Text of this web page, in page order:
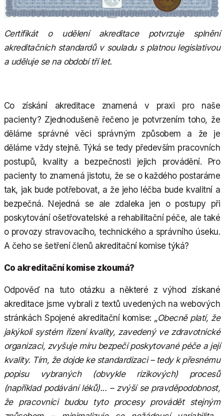
Certifikát o udělení akreditace potvrzuje splnění
akreditačních standardů v souladu s platnou legislativou
a uděluje se na období tří let.
Co získání akreditace znamená v praxi pro naše
pacienty? Zjednodušeně řečeno je potvrzením toho, že
děláme správné věci správným způsobem a že je
děláme vždy stejně. Týká se tedy především pracovních
postupů, kvality a bezpečnosti jejich provádění. Pro
pacienty to znamená jistotu, že se o každého postaráme
tak, jak bude potřebovat, a že jeho léčba bude kvalitní a
bezpečná. Nejedná se ale zdaleka jen o postupy při
poskytování ošetřovatelské a rehabilitační péče, ale také
o provozy stravovacího, technického a správního úseku.
A čeho se šetření členů akreditační komise týká?
Co akreditační komise zkoumá?
Odpověď na tuto otázku a některé z výhod získané
akreditace jsme vybrali z textů uvedených na webových
stránkách Spojené akreditační komise: „Obecně platí, že
jakýkoli systém řízení kvality, zavedený ve zdravotnické
organizaci, zvyšuje míru bezpečí poskytované péče a její
kvality. Tím, že dojde ke standardizaci – tedy k přesnému
popisu vybraných (obvykle rizikových) procesů
(například podávání léků)... – zvýší se pravděpodobnost,
že pracovníci budou tyto procesy provádět stejným